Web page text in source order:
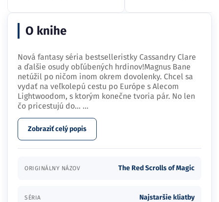
O knihe
Nová fantasy séria bestselleristky Cassandry Clare
a ďalšie osudy obľúbených hrdinov!Magnus Bane
netúžil po ničom inom okrem dovolenky. Chcel sa
vydať na veľkolepú cestu po Európe s Alecom
Lightwoodom, s ktorým konečne tvoria pár. No len
čo pricestujú do… ...
Zobraziť celý popis
ORIGINÁLNY NÁZOV The Red Scrolls of Magic
SÉRIA Najstaršie kliatby